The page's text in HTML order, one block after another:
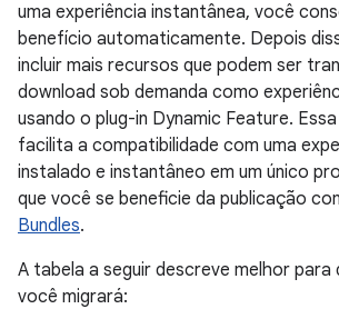
uma experiência instantânea, você
benefício automaticamente. Depois
incluir mais recursos que podem ser
download sob demanda como
usando o plug-in Dynamic Feature.
facilita a compatibilidade com uma
instalado e instantâneo em um único
que você se beneficie da publicação
Bundles.
A tabela a seguir descreve melhor para
você migrará: